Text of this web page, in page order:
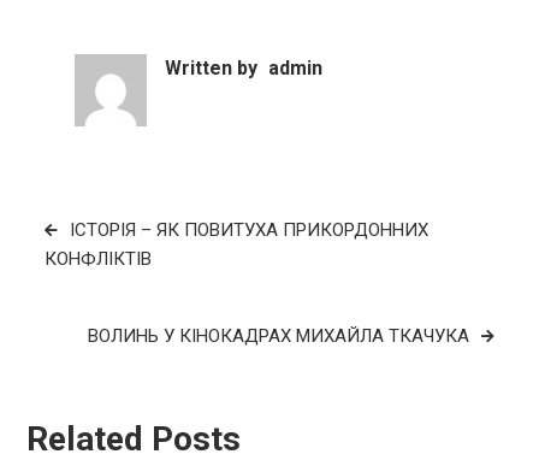
Written by admin
Навігація
записів
ІСТОРІЯ – ЯК ПОВИТУХА ПРИКОРДОННИХ
КОНФЛІКТІВ
ВОЛИНЬ У КІНОКАДРАХ МИХАЙЛА ТКАЧУКА
Related Posts